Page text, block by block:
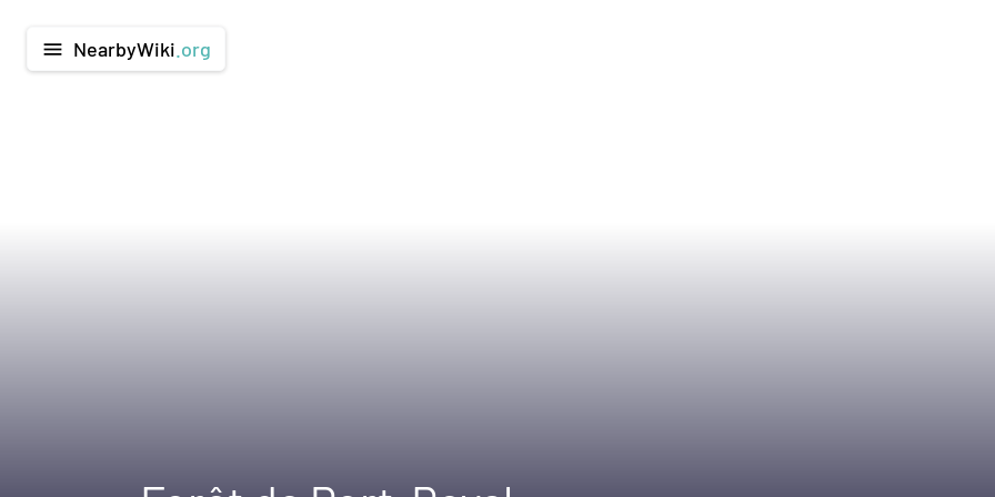
menu NearbyWiki .org